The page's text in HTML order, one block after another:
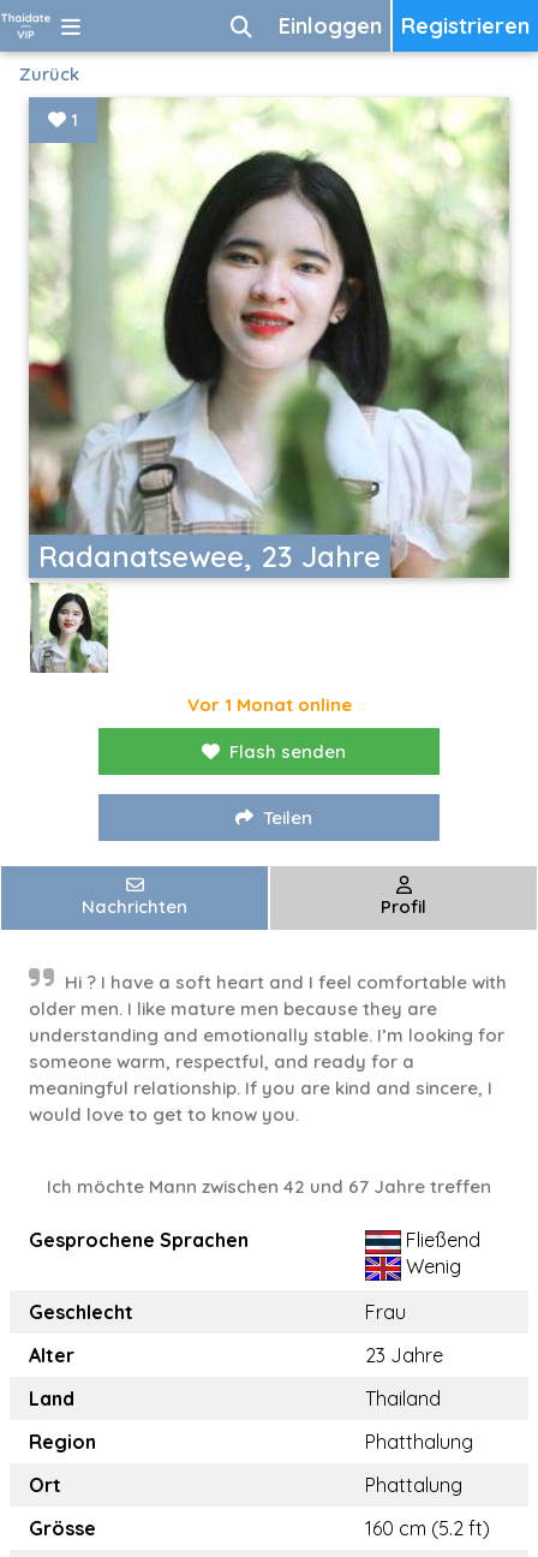
Registrieren
Einloggen
Zurück
Radanatsewee, 23 Jahre
1
Vor 1 Monat online
Flash senden
Teilen
Nachrichten Profil
Hi ? I have a soft heart and I feel comfortable with
older men. I like mature men because they are
understanding and emotionally stable. I’m looking for
someone warm, respectful, and ready for a
meaningful relationship. If you are kind and sincere, I
would love to get to know you.
Ich möchte Mann zwischen 42 und 67 Jahre treffen
Gesprochene Sprachen
Fließend
Wenig
Geschlecht
Frau
Alter
23 Jahre
Land
Thailand
Region
Phatthalung
Ort
Phattalung
Grösse
160 cm (5.2 ft)